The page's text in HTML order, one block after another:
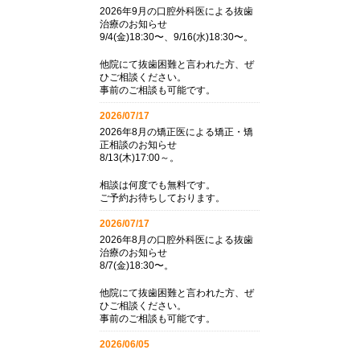
2026年9月の口腔外科医による抜歯
治療のお知らせ
9/4(金)18:30〜、9/16(水)18:30〜。
他院にて抜歯困難と言われた方、ぜ
ひご相談ください。
事前のご相談も可能です。
2026/07/17
2026年8月の矯正医による矯正・矯
正相談のお知らせ
8/13(木)17:00～。
相談は何度でも無料です。
ご予約お待ちしております。
2026/07/17
2026年8月の口腔外科医による抜歯
治療のお知らせ
8/7(金)18:30〜。
他院にて抜歯困難と言われた方、ぜ
ひご相談ください。
事前のご相談も可能です。
2026/06/05